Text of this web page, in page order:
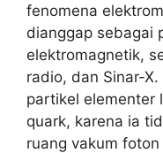
fenomena
dianggap sebagai
elektromagnetik,
radio, dan Sinar-
partikel elementer
quark, karena ia
ruang vakum